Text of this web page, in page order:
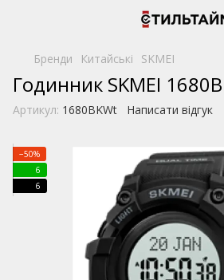
Бренди Китайські SKMEI
Годинник SKMEI
Артикул: 1680BKWt Написати відгук
−50%
6
6